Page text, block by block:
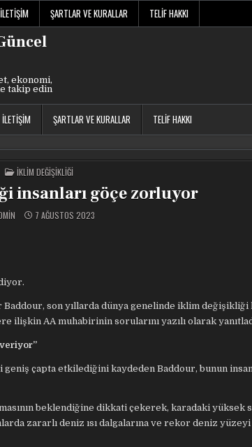
İLETIŞIM ŞARTLAR VE KURALLAR TELIF HAKKI
ekonomi,
takip edin
İLETIŞIM ŞARTLAR VE KURALLAR TELIF HAKKI
POSTED
IN
IKLIM DEĞIŞIKLIĞI
insanları göçe zorluyor
7 AĞUSTOS 2023
son yıllarda dünya genelinde iklim değişikliği
AA muhabirinin sorularını yazılı olarak
veriyor”
geniş çapta etkilediğini kaydeden Baddour, bunun
beklendiğine dikkati çekerek, karadaki yüksek
zararlı deniz ısı dalgalarına ve rekor deniz yüzeyi